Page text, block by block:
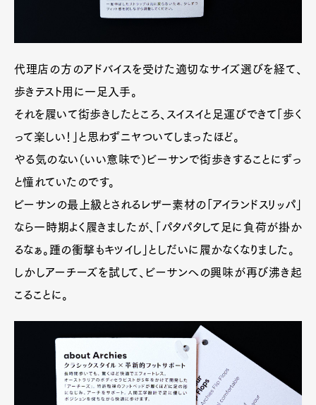
代理店の方のアドバイスを受けた適切なサイズ選びを経て、
歩きテスト用に一足入手。
それを履いて街歩きしたところ、スイスイと足運びできて「歩く
って楽しい！」と思わずニヤついてしまったほど。
やる気のない（いい意味で）ビーサンで街歩きすることにずっ
と憧れていたのです。
ビーサンの最上級とされるレザー素材の「アイランドスリッパ」
なら一時期よく履きましたが、「パタパタして足に負荷が掛か
るなぁ。踵の衝撃もキツイし」としだいに履かなくなりました。
しかしアーチーズを試して、ビーサンへの興味が再び沸き起
こることに。